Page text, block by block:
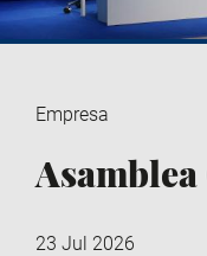
Empresa
23 Jul 2026